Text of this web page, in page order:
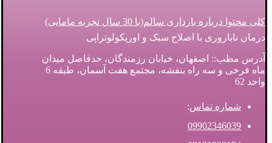
کلی محتوا درباره بارداری سالم(با 30 سال تجربه مامایی)
درمان ناباروری با اصلاح سبک و اوریکولوتراپی
آدرس مطب:: اصفهان، خیابان رزمندگان، حدفاصل میدان
ماه فرخی و سه راه بنفشه، مجتمع هفت آسمان، طبقه 6
واحد 62
شماره تماس:
09902346039